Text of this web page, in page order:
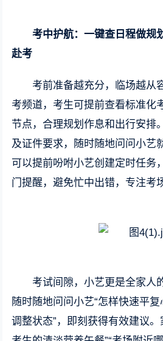
考中护航：一键查日程做规
赴考
考前准备越充分，临场越从
考频道，考生可提前查看标准化
节点，合理规划作息和出行安排
及证件要求，随时随地问问小艺
可以提前吩咐小艺创建定时任务
门提醒，避免忙中出错，专注考
考试间隙，小艺更是全家人
随时随地问问小艺“怎样快速平
调整状态”，即刻获得有效建议